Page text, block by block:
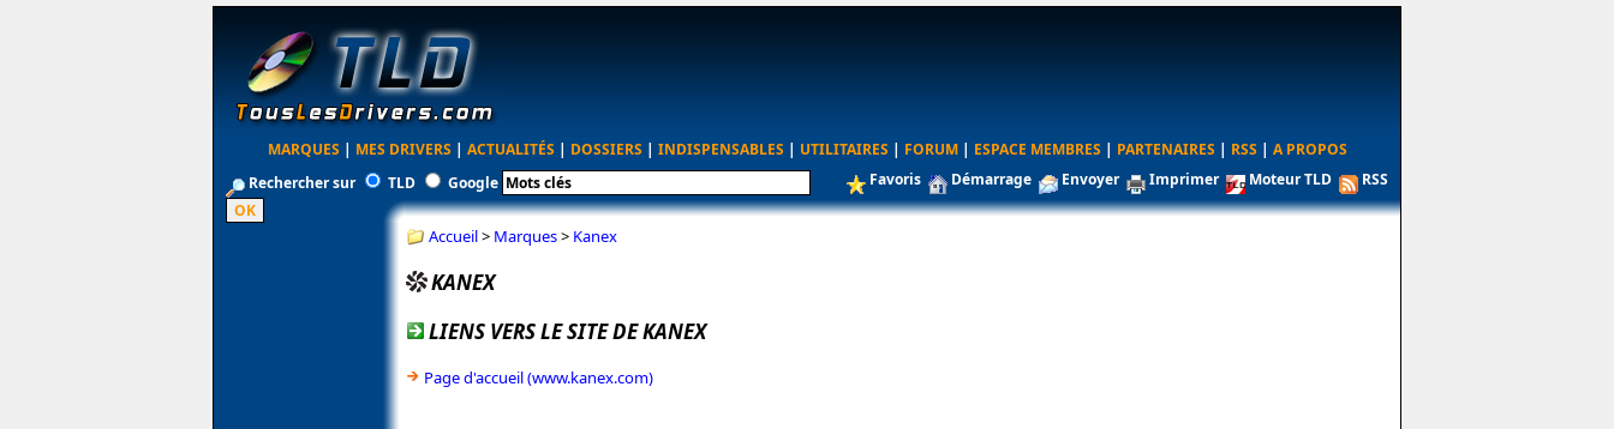
MARQUES | MES DRIVERS | ACTUALITÉS | DOSSIERS | INDISPENSABLES | UTILITAIRES | FORUM | ESPACE MEMBRES | PARTENAIRES | RSS | A PROPOS
Rechercher sur
TLD Google Favoris Démarrage Envoyer Imprimer Moteur TLD RSS
Accueil> Marques> Kanex
KANEX
LIENS VERS LE SITE DE KANEX
Page d'accueil (www.kanex.com)